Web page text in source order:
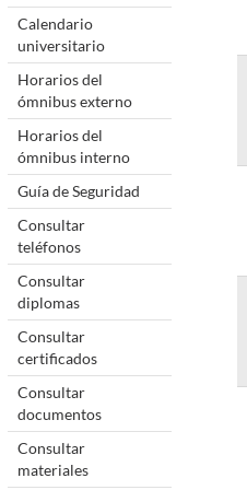
Calendario
universitario
Horarios del
ómnibus externo
Horarios del
ómnibus interno
Guía de Seguridad
Consultar
teléfonos
Consultar
diplomas
Consultar
certificados
Consultar
documentos
Consultar
materiales